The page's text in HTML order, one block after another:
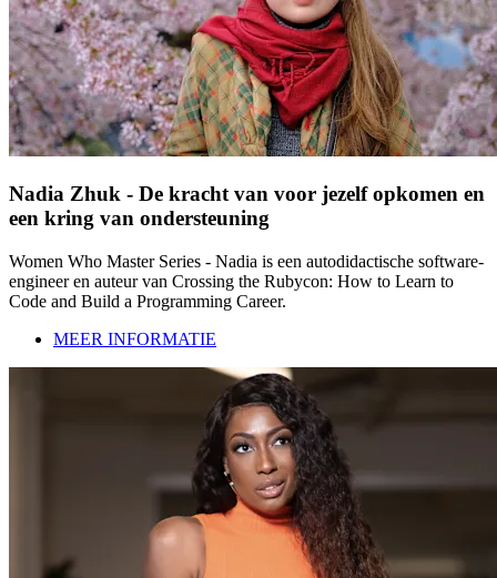
Nadia Zhuk - De kracht van voor jezelf opkomen en
een kring van ondersteuning
Women Who Master Series - Nadia is een autodidactische software-
engineer en auteur van Crossing the Rubycon: How to Learn to
Code and Build a Programming Career.
MEER INFORMATIE